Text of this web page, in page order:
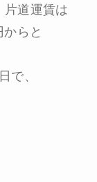
片道運賃は
らと
で、